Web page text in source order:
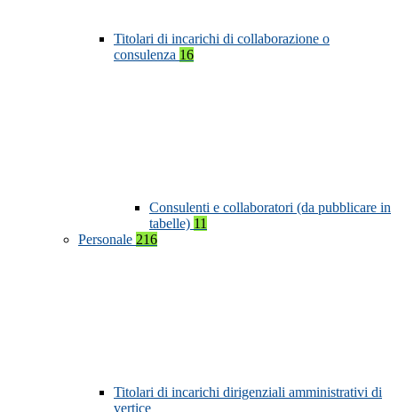
Titolari di incarichi di collaborazione o
consulenza 16
Consulenti e collaboratori (da pubblicare in
tabelle) 11
Personale 216
Titolari di incarichi dirigenziali amministrativi di
vertice